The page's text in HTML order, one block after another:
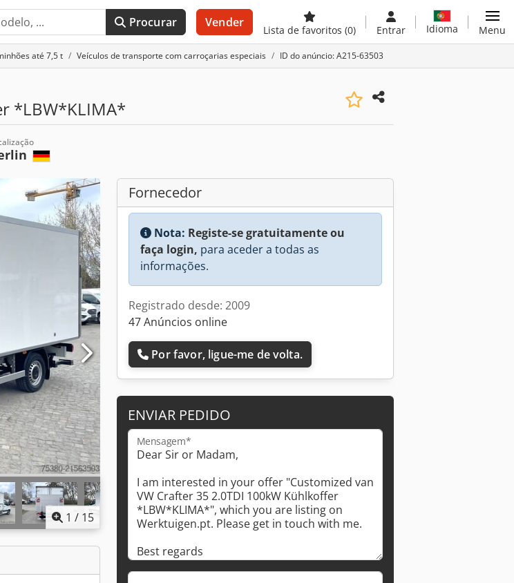
Procurar Vender
Lista de favoritos (0) Entrar Idioma Menu
até 7,5 t Veículos de transporte com carroçarias especiais ID do anúncio: A215-63503
*LBW*KLIMA*
1 / 15
Fornecedor
Nota: Registe-se gratuitamente ou
faça login, para aceder a todas as
informações.
Registrado desde: 2009
47 Anúncios online
Por favor, ligue-me de volta.
ENVIAR PEDIDO
Mensagem*